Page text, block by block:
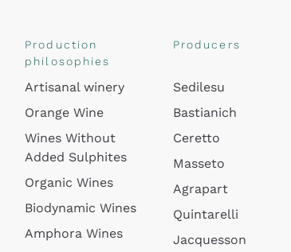
Production
philosophies
Artisanal winery
Orange Wine
Wines Without
Added Sulphites
Organic Wines
Biodynamic Wines
Amphora Wines
Producers
Sedilesu
Bastianich
Ceretto
Masseto
Agrapart
Quintarelli
Jacquesson